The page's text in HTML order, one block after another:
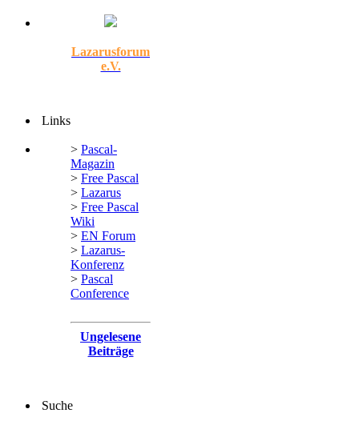
Lazarusforum
e.V.
Links
> Pascal-
Magazin
> Free Pascal
> Lazarus
> Free Pascal
Wiki
> EN Forum
> Lazarus-
Konferenz
> Pascal
Conference
Ungelesene
Beiträge
Suche